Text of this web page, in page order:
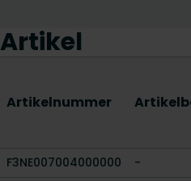
Artikel
Artikelnummer
F3NE007004000000 -